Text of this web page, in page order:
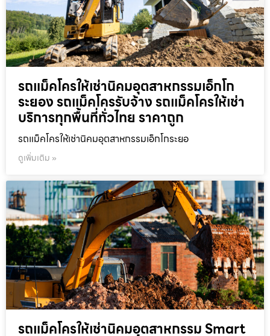
รถแม็คโครให้เช่านิคมอุตสาหกรรมเอ็กโก
ระยอง รถแม็คโครรับจ้าง รถแม็คโครให้เช่า
บริการทุกพื้นที่ทั่วไทย ราคาถูก
รถแม็คโครให้เช่านิคมอุตสาหกรรมเอ็กโกระยอ
ดูเพิ่มเติม »
รถแม็คโครให้เช่านิคมอุตสาหกรรม Smart